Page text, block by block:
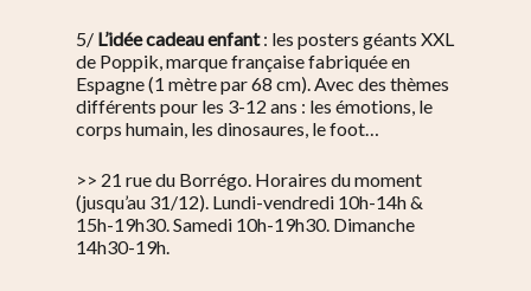
5/ L’idée cadeau enfant: les posters géants XXL
de Poppik, marque française fabriquée en
Espagne (1 mètre par 68 cm). Avec des thèmes
différents pour les 3-12 ans : les émotions, le
corps humain, les dinosaures, le foot…
>> 21 rue du Borrégo. Horaires du moment
(jusqu’au 31/12). Lundi-vendredi 10h-14h &
15h-19h30. Samedi 10h-19h30. Dimanche
14h30-19h.